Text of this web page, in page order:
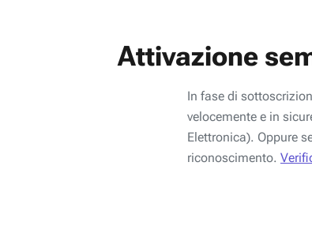
Attivazione
In fase di
velocemente e in
Elettronica). Oppure
riconoscimento.